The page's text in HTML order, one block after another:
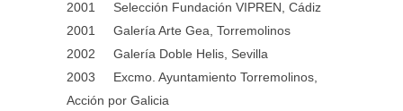
2001 Selección Fundación VIPREN, Cádiz
2001 Galería Arte Gea, Torremolinos
2002 Galería Doble Helis, Sevilla
2003 Excmo. Ayuntamiento Torremolinos,
Acción por Galicia